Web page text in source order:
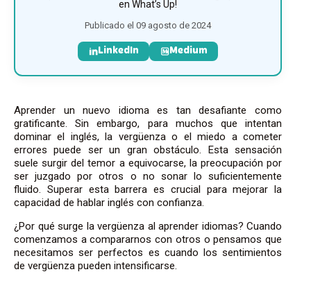
en What’s Up!
Publicado el 09 agosto de 2024
LinkedIn Medium
Aprender un nuevo idioma es tan desafiante como
gratificante. Sin embargo, para muchos que intentan
dominar el inglés, la vergüenza o el miedo a cometer
errores puede ser un gran obstáculo. Esta sensación
suele surgir del temor a equivocarse, la preocupación por
ser juzgado por otros o no sonar lo suficientemente
fluido. Superar esta barrera es crucial para mejorar la
capacidad de hablar inglés con confianza.
¿Por qué surge la vergüenza al aprender idiomas? Cuando
comenzamos a compararnos con otros o pensamos que
necesitamos ser perfectos es cuando los sentimientos
de vergüenza pueden intensificarse.